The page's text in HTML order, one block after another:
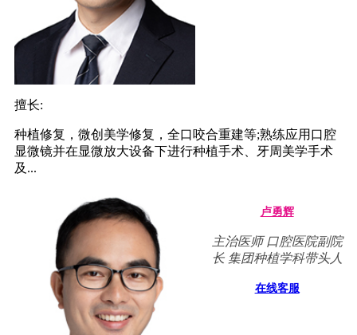
擅长:
种植修复，微创美学修复，全口咬合重建等;熟练应用口腔
显微镜并在显微放大设备下进行种植手术、牙周美学手术
及...
卢勇辉
主治医师 口腔医院副院
长 集团种植学科带头人
在线客服